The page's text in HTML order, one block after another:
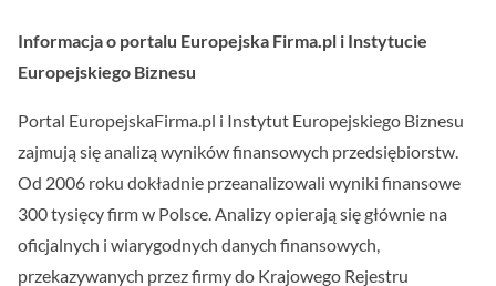
Informacja o portalu Europejska Firma.pl i Instytucie
Europejskiego Biznesu
Portal EuropejskaFirma.pl i Instytut Europejskiego Biznesu
zajmują się analizą wyników finansowych przedsiębiorstw.
Od 2006 roku dokładnie przeanalizowali wyniki finansowe
300 tysięcy firm w Polsce. Analizy opierają się głównie na
oficjalnych i wiarygodnych danych finansowych,
przekazywanych przez firmy do Krajowego Rejestru